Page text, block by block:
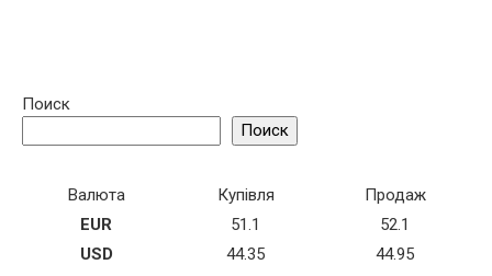
Поиск
Поиск
Валюта Купівля
Продаж
EUR
51.1
52.1
USD
44.35 44.95